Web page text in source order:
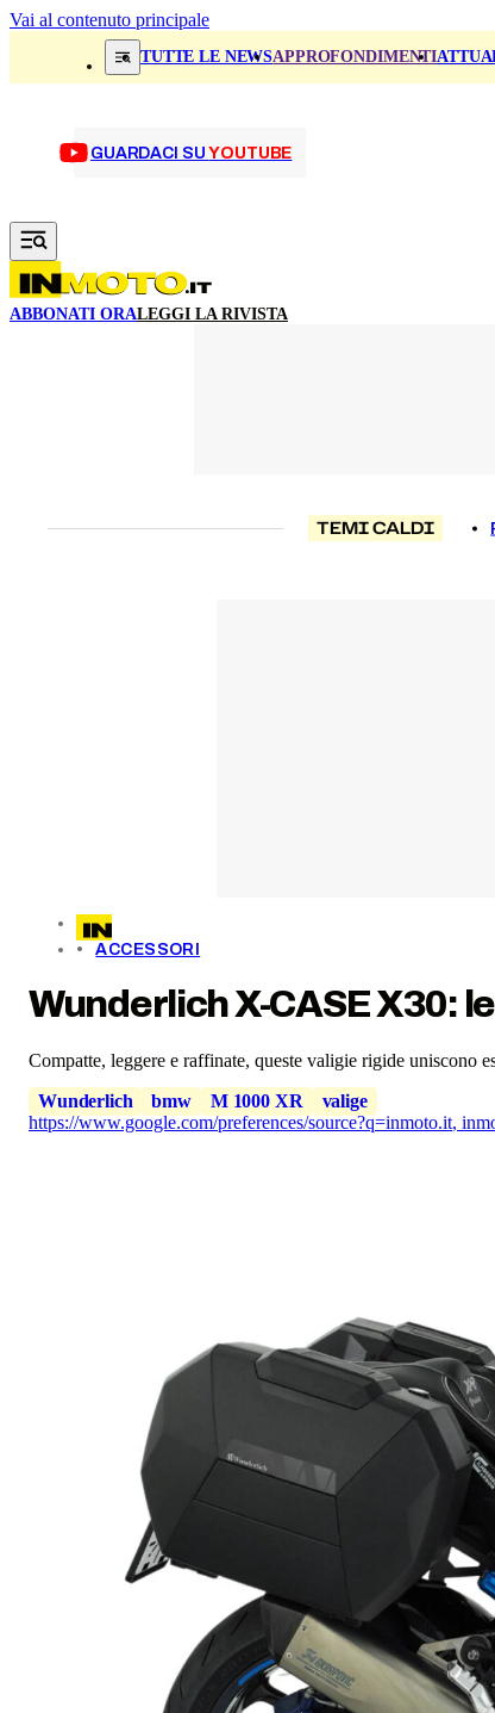
Vai al contenuto principale
TUTTE LE NEWSAPPROFONDIMENTI
GUARDACI SUYOUTUBE
ABBONATI ORALEGGI LA RIVISTA
TEMI CALDI
ACCESSORI
Wunderlich X-CASE X30:
Compatte, leggere e raffinate, queste valigie rigide uniscono
Wunderlich
bmw M 1000 XR
valige
https://www.google.com/preferences/source?q=inmoto.it,